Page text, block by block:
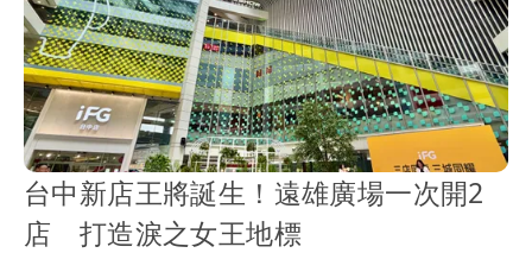
台中新店王將誕生！遠雄廣場一次開2
店 打造淚之女王地標